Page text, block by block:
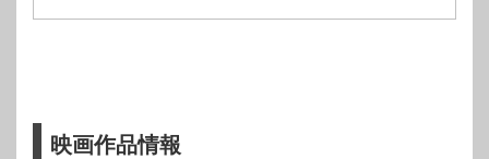
映画作品情報